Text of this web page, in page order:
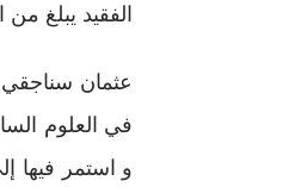
الفقيد يبلغ من العمر 51 سنة متزوج و
عثمان
و استمر فيها